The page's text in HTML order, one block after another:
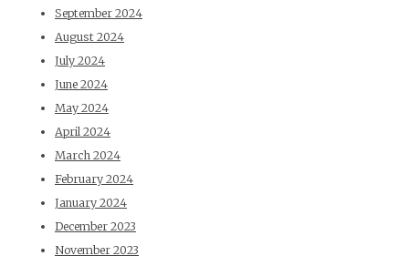
September 2024
August 2024
July 2024
June 2024
May 2024
April 2024
March 2024
February 2024
January 2024
December 2023
November 2023